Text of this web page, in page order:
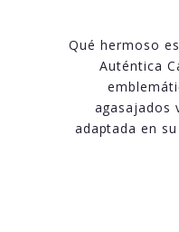
Qué hermoso
Auténtica
agasajados
adaptada en